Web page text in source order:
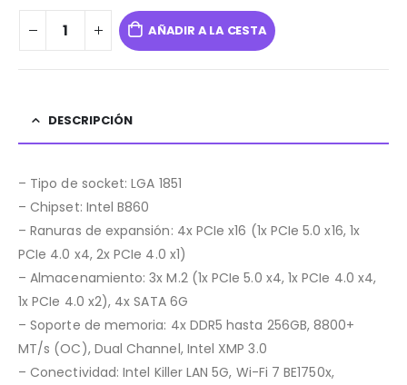
AÑADIR A LA CESTA
DESCRIPCIÓN
– Tipo de socket: LGA 1851
– Chipset: Intel B860
– Ranuras de expansión: 4x PCIe x16 (1x PCIe 5.0 x16, 1x
PCIe 4.0 x4, 2x PCIe 4.0 x1)
– Almacenamiento: 3x M.2 (1x PCIe 5.0 x4, 1x PCIe 4.0 x4,
1x PCIe 4.0 x2), 4x SATA 6G
– Soporte de memoria: 4x DDR5 hasta 256GB, 8800+
MT/s (OC), Dual Channel, Intel XMP 3.0
– Conectividad: Intel Killer LAN 5G, Wi-Fi 7 BE1750x,